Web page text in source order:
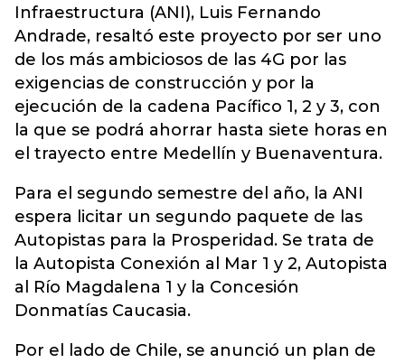
Infraestructura (ANI), Luis Fernando
Andrade, resaltó este proyecto por ser uno
de los más ambiciosos de las 4G por las
exigencias de construcción y por la
ejecución de la cadena Pacífico 1, 2 y 3, con
la que se podrá ahorrar hasta siete horas en
el trayecto entre Medellín y Buenaventura.
Para el segundo semestre del año, la ANI
espera licitar un segundo paquete de las
Autopistas para la Prosperidad. Se trata de
la Autopista Conexión al Mar 1 y 2, Autopista
al Río Magdalena 1 y la Concesión
Donmatías Caucasia.
Por el lado de Chile, se anunció un plan de